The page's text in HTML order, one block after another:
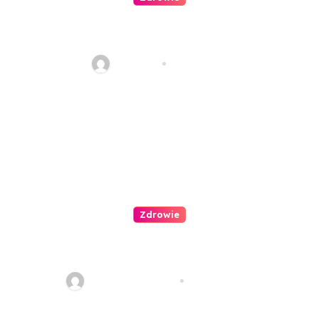
skóry u dzieci
Zdrowie